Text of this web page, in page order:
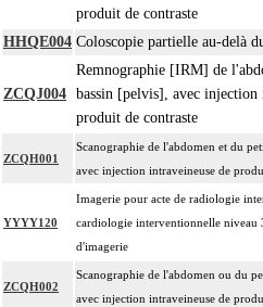
produit de contraste
HHQE004 Coloscopie partielle au-delà
ZCQJ004
Remnographie [IRM] de
bassin [pelvis], avec injection
produit de contraste
ZCQH001
Scanographie de l'abdomen et du
avec injection intraveineuse de
YYYY120
Imagerie pour acte de radiologie
cardiologie interventionnelle niveau
d'imagerie
ZCQH002
Scanographie de l'abdomen ou du
avec injection intraveineuse de